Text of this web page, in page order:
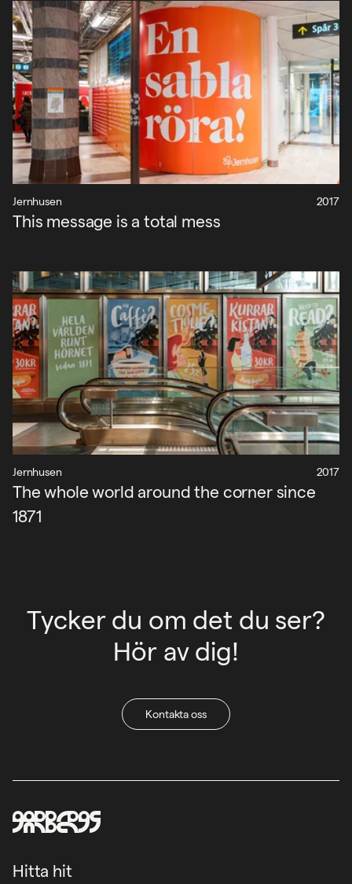
Jernhusen 2017
This message is a total mess
Jernhusen 2017
The whole world around the corner since
1871
Tycker du om det du ser?
Hör av dig!
Kontakta oss
Hitta hit